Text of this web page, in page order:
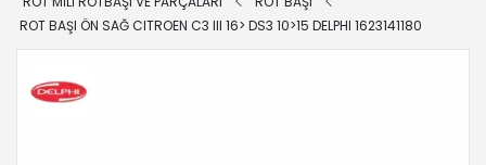
ROT BAŞI ÖN SAĞ CITROEN C3 III 16> DS3 10>15 DELPHI 1623141180